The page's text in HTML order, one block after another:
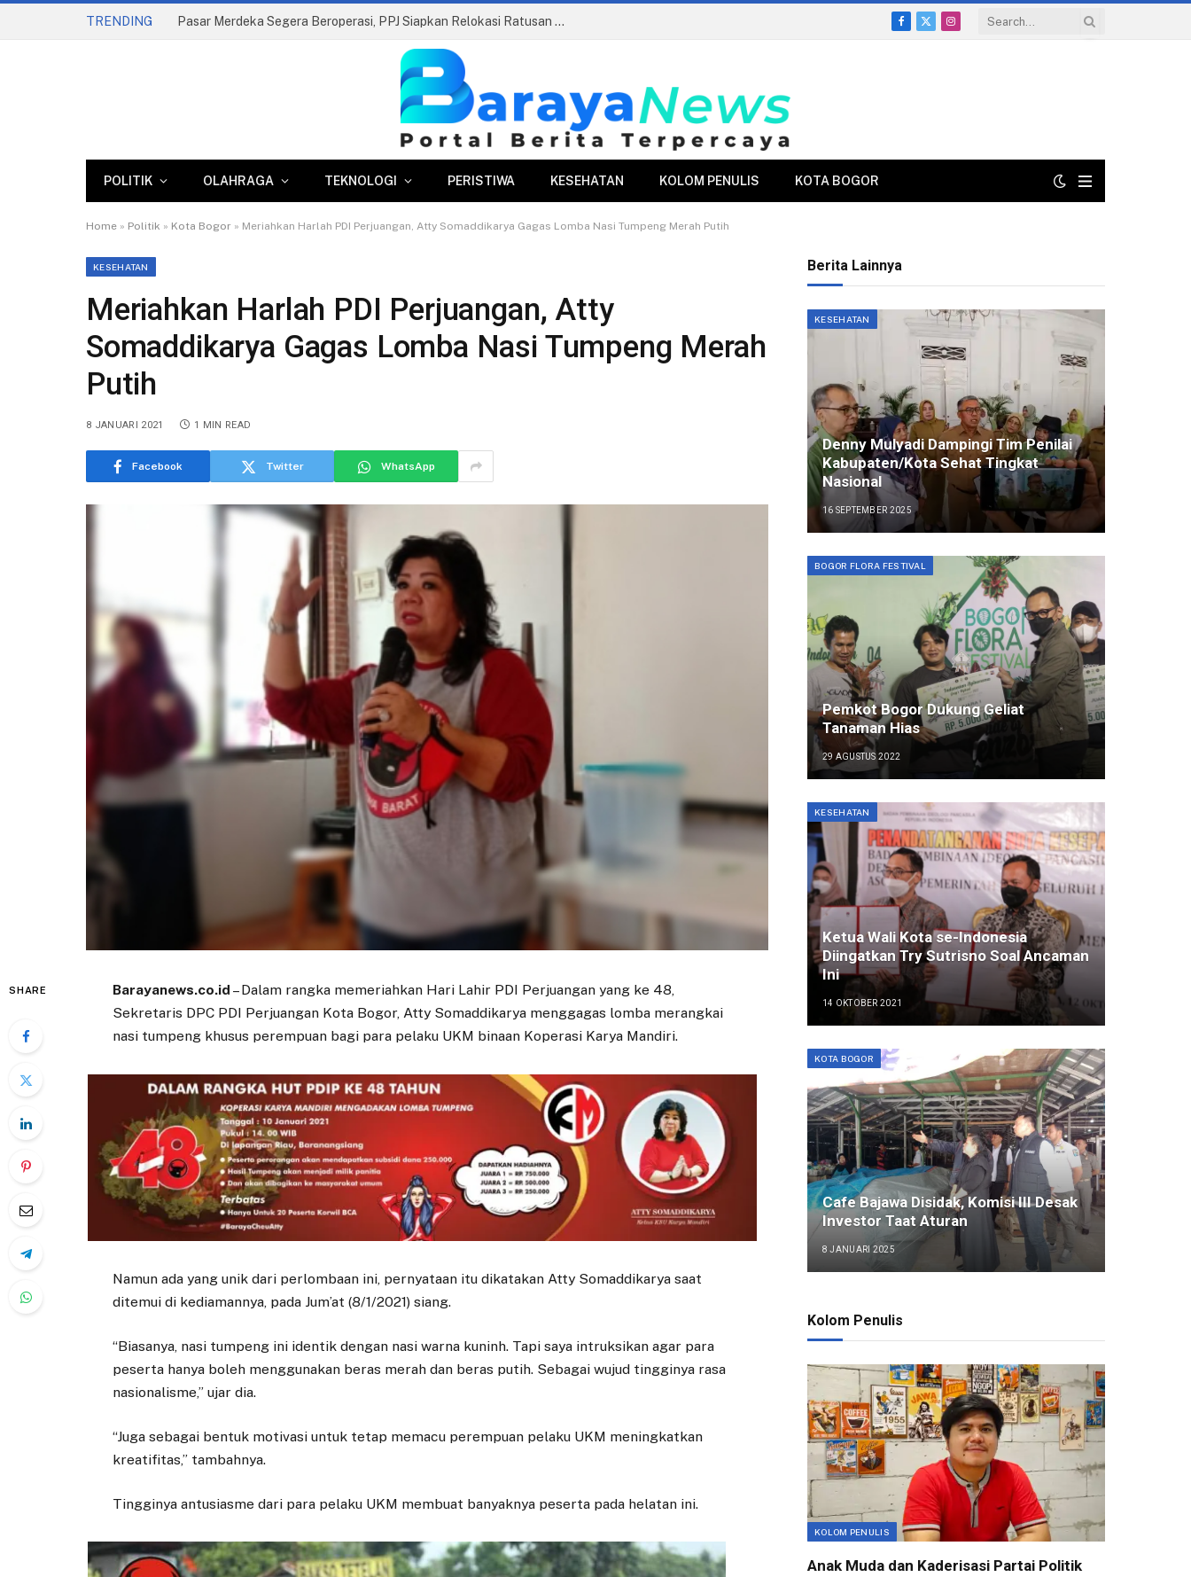
TRENDING Komisi II Dorong Reformasi Parkir, Peran Danru Diusulkan Dihapus
Facebook
X
Instagram
POLITIK OLAHRAGA TEKNOLOGI PERISTIWA KESEHATAN KOLOM PENULIS KOTA BOGOR
Home » Politik » Kota Bogor » Meriahkan Harlah PDI Perjuangan, Atty Somaddikarya Gagas Lomba Nasi Tumpeng Merah Putih
KESEHATAN
Meriahkan Harlah PDI Perjuangan, Atty
Somaddikarya Gagas Lomba Nasi Tumpeng Merah
Putih
8 JANUARI 2021 1 MIN READ
Facebook Twitter WhatsApp
SHARE Barayanews.co.id – Dalam rangka memeriahkan Hari Lahir PDI Perjuangan yang ke 48,
Sekretaris DPC PDI Perjuangan Kota Bogor, Atty Somaddikarya menggagas lomba merangkai
nasi tumpeng khusus perempuan bagi para pelaku UKM binaan Koperasi Karya Mandiri.
Namun ada yang unik dari perlombaan ini, pernyataan itu dikatakan Atty Somaddikarya saat
ditemui di kediamannya, pada Jum’at (8/1/2021) siang.
“Biasanya, nasi tumpeng ini identik dengan nasi warna kuninh. Tapi saya intruksikan agar para
peserta hanya boleh menggunakan beras merah dan beras putih. Sebagai wujud tingginya rasa
nasionalisme,” ujar dia.
“Juga sebagai bentuk motivasi untuk tetap memacu perempuan pelaku UKM meningkatkan
kreatifitas,” tambahnya.
Tingginya antusiasme dari para pelaku UKM membuat banyaknya peserta pada helatan ini.
Berita Lainnya
KESEHATAN
Denny Mulyadi Dampingi Tim Penilai
Kabupaten/Kota Sehat Tingkat
Nasional
16 SEPTEMBER 2025
BOGOR FLORA FESTIVAL
Pemkot Bogor Dukung Geliat
Tanaman Hias
29 AGUSTUS 2022
KESEHATAN
Ketua Wali Kota se-Indonesia
Diingatkan Try Sutrisno Soal Ancaman
Ini
14 OKTOBER 2021
KOTA BOGOR
Cafe Bajawa Disidak, Komisi III Desak
Investor Taat Aturan
8 JANUARI 2025
Kolom Penulis
KOLOM PENULIS
Anak Muda dan Kaderisasi Partai Politik